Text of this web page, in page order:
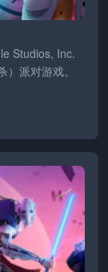
Studios, Inc.
派对游戏。